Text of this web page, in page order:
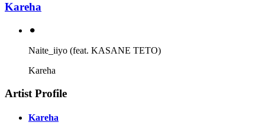
Kareha
⚫︎
Naite_iiyo (feat. KASANE TETO)
Kareha
Artist Profile
Kareha